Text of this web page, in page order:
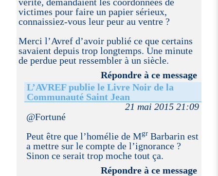
victimes pour faire un papier sérieux,
connaissiez-vous leur peur au ventre ?
Merci l’Avref d’avoir publié ce que certains
savaient depuis trop longtemps. Une minute
de perdue peut ressembler à un siècle.
Répondre à ce message
L’AVREF publie le Livre Noir de la
Communauté Saint Jean
21 mai 2015 21:09
@Fortuné
Peut être que l’homélie de MgrBarbarin est
a mettre sur le compte de l’ignorance ?
Sinon ce serait trop moche tout ça.
Répondre à ce message